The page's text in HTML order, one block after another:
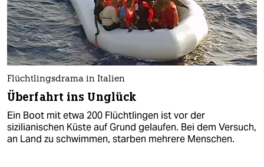
Flüchtlingsdrama in Italien
Überfahrt ins Unglück
Ein Boot mit etwa 200 Flüchtlingen ist vor der
sizilianischen Küste auf Grund gelaufen. Bei dem Versuch,
an Land zu schwimmen, starben mehrere Menschen.